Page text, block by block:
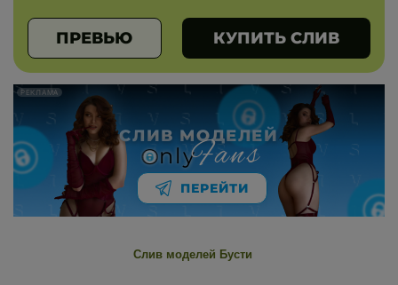
ПРЕВЬЮ КУПИТЬ СЛИВ
РЕКЛАМА
СЛИВ МОДЕЛЕЙ
nlyFans
ПЕРЕЙТИ
Слив моделей Бусти